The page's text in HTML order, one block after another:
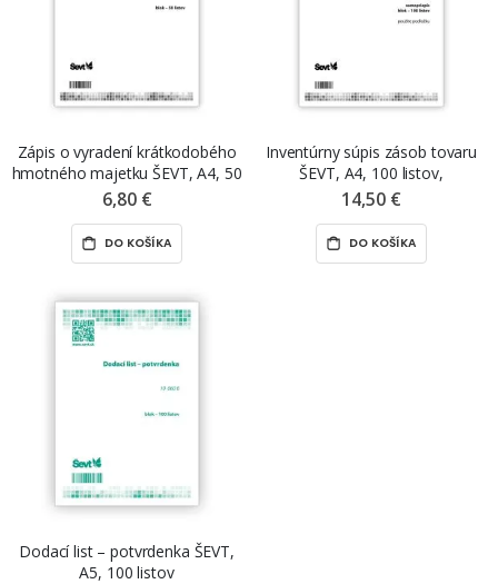
Zápis o vyradení krátkodobého
hmotného majetku ŠEVT, A4, 50
listov
6,80 €
DO KOŠÍKA
Inventúrny súpis zásob tovaru
ŠEVT, A4, 100 listov,
samopriepis
14,50 €
DO KOŠÍKA
Dodací list – potvrdenka ŠEVT,
A5, 100 listov